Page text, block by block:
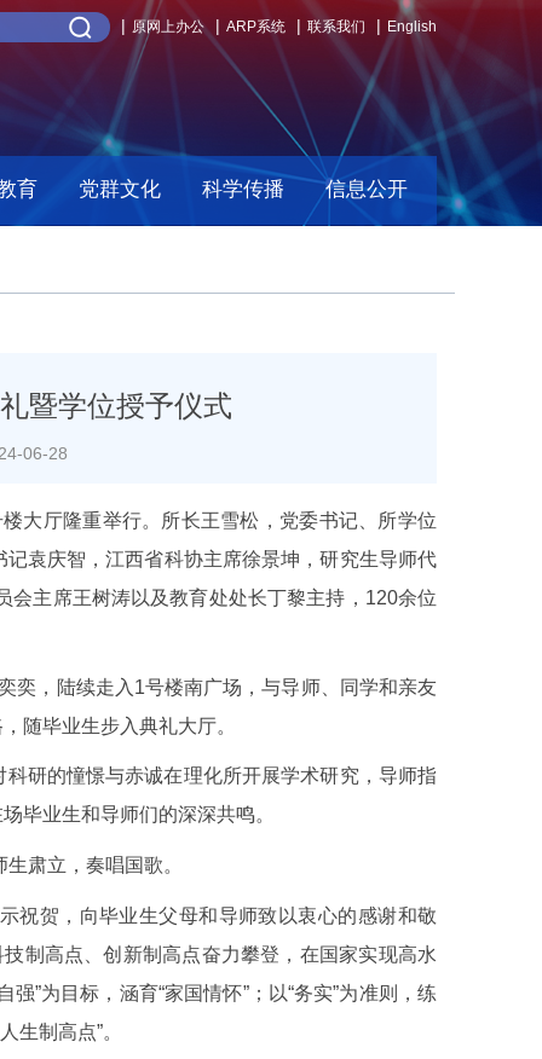
原网上办公 ARP系统 联系我们 English
育 党群文化 科学传播 信息公开
暨学位授予仪式
06-28
大厅隆重举行。所长王雪松，党委书记、所学位
袁庆智，江西省科协主席徐景坤，研究生导师代
主席王树涛以及教育处处长丁黎主持，120余位
奕，陆续走入1号楼南广场，与导师、同学和亲友
随毕业生步入典礼大厅。
研的憧憬与赤诚在理化所开展学术研究，导师指
毕业生和导师们的深深共鸣。
肃立，奏唱国歌。
祝贺，向毕业生父母和导师致以衷心的感谢和敬
制高点、创新制高点奋力攀登，在国家实现高水
”为目标，涵育“家国情怀”；以“务实”为准则，练
生制高点”。